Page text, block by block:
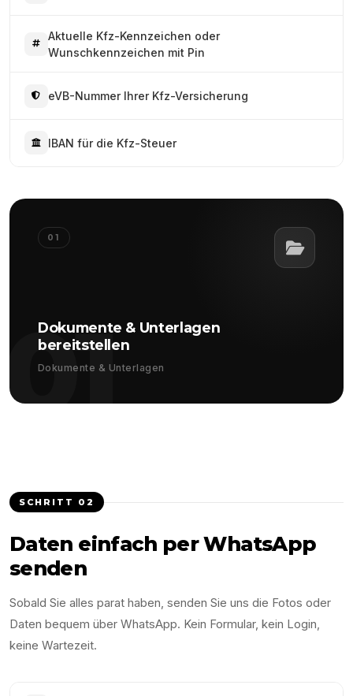
Aktuelle Kfz-Kennzeichen oder
Wunschkennzeichen mit Pin
eVB-Nummer Ihrer Kfz-Versicherung
IBAN für die Kfz-Steuer
01
01
Dokumente & Unterlagen
bereitstellen
Dokumente & Unterlagen
SCHRITT 02
Daten einfach per WhatsApp
senden
Sobald Sie alles parat haben, senden Sie uns die Fotos oder
Daten bequem über WhatsApp. Kein Formular, kein Login,
keine Wartezeit.